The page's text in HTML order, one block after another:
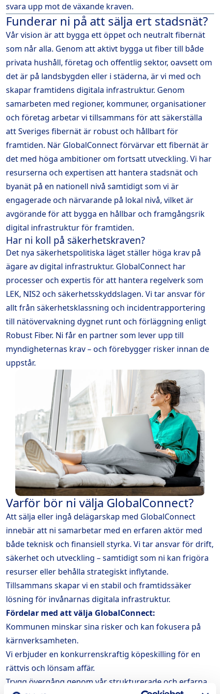
svara upp mot de växande kraven.
Funderar ni på att sälja ert stadsnät?
Vår vision är att bygga ett öppet och neutralt fibernät
som når alla. Genom att aktivt bygga ut fiber till både
privata hushåll, företag och offentlig sektor, oavsett om
det är på landsbygden eller i städerna, är vi med och
skapar framtidens digitala infrastruktur. Genom
samarbeten med regioner, kommuner, organisationer
och företag arbetar vi tillsammans för att säkerställa
att Sveriges fibernät är robust och hållbart för
framtiden. När GlobalConnect förvärvar ett fibernät är
det med höga ambitioner om fortsatt utveckling. Vi har
resurserna och expertisen att hantera stadsnät och
byanät på en nationell nivå samtidigt som vi är
engagerade och närvarande på lokal nivå, vilket är
avgörande för att bygga en hållbar och framgångsrik
digital infrastruktur för framtiden.
Har ni koll på säkerhetskraven?
Det nya säkerhetspolitiska läget ställer höga krav på
ägare av digital infrastruktur. GlobalConnect har
processer och expertis för att hantera regelverk som
LEK, NIS2 och säkerhetsskyddslagen. Vi tar ansvar för
allt från säkerhetsklassning och incidentrapportering
till nätövervakning dygnet runt och förläggning enligt
Robust Fiber. Ni får en partner som lever upp till
myndigheternas krav – och förebygger risker innan de
uppstår.
Varför bör ni välja GlobalConnect?
Att sälja eller ingå delägarskap med GlobalConnect
innebär att ni samarbetar med en erfaren aktör med
både teknisk och finansiell styrka. Vi tar ansvar för drift,
säkerhet och utveckling – samtidigt som ni kan frigöra
resurser eller behålla strategiskt inflytande.
Tillsammans skapar vi en stabil och framtidssäker
lösning för invånarnas digitala infrastruktur.
Fördelar med att välja GlobalConnect:
Kommunen minskar sina risker och kan fokusera på
kärnverksamheten.
Vi erbjuder en konkurrenskraftig köpeskilling för en
rättvis och lönsam affär.
Trygg övergång genom vår strukturerade och erfarna